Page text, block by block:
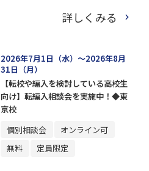
詳しくみる
2026年7月1日（水）～2026年8月
31日（月）
【転校や編入を検討している高校生
向け】転編入相談会を実施中！◆東
京校
個別相談会
オンライン可
無料
定員限定